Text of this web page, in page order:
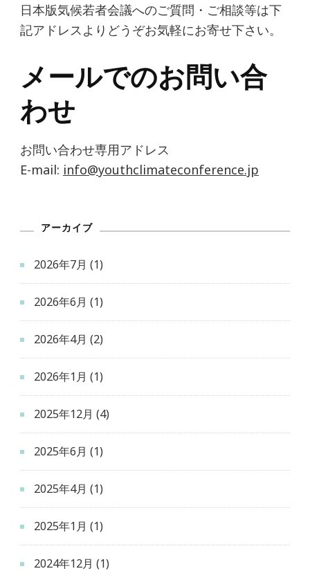
日本版気候若者会議へのご質問・ご相談等は下
記アドレスよりどうぞお気軽にお寄せ下さい。
メールでのお問い合
わせ
お問い合わせ専用アドレス
E-mail: info@youthclimateconference.jp
アーカイブ
2026年7月 (1)
2026年6月 (1)
2026年4月 (2)
2026年1月 (1)
2025年12月 (4)
2025年6月 (1)
2025年4月 (1)
2025年1月 (1)
2024年12月 (1)